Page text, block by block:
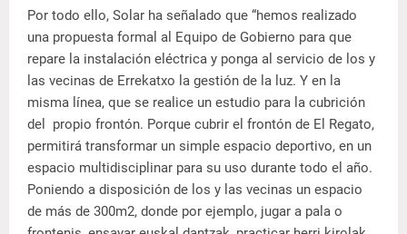
Por todo ello, Solar ha señalado que “hemos realizado
una propuesta formal al Equipo de Gobierno para que
repare la instalación eléctrica y ponga al servicio de los y
las vecinas de Errekatxo la gestión de la luz. Y en la
misma línea, que se realice un estudio para la cubrición
del propio frontón. Porque cubrir el frontón de El Regato,
permitirá transformar un simple espacio deportivo, en un
espacio multidisciplinar para su uso durante todo el año.
Poniendo a disposición de los y las vecinas un espacio
de más de 300m2, donde por ejemplo, jugar a pala o